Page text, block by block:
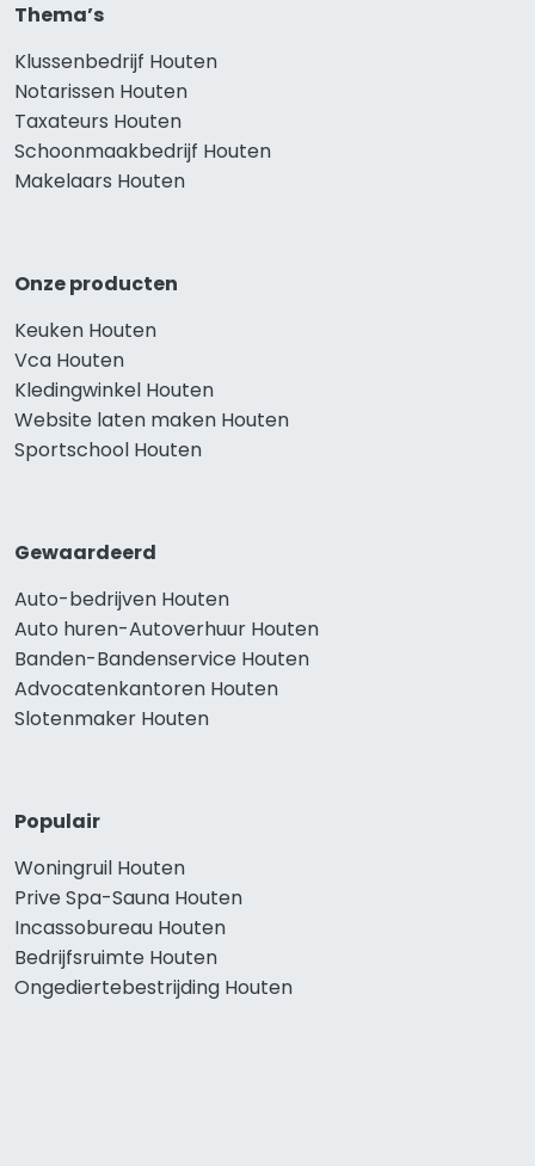
Thema’s
Klussenbedrijf Houten
Notarissen Houten
Taxateurs Houten
Schoonmaakbedrijf Houten
Makelaars Houten
Onze producten
Keuken Houten
Vca Houten
Kledingwinkel Houten
Website laten maken Houten
Sportschool Houten
Gewaardeerd
Auto-bedrijven Houten
Auto huren-Autoverhuur Houten
Banden-Bandenservice Houten
Advocatenkantoren Houten
Slotenmaker Houten
Populair
Woningruil Houten
Prive Spa-Sauna Houten
Incassobureau Houten
Bedrijfsruimte Houten
Ongediertebestrijding Houten